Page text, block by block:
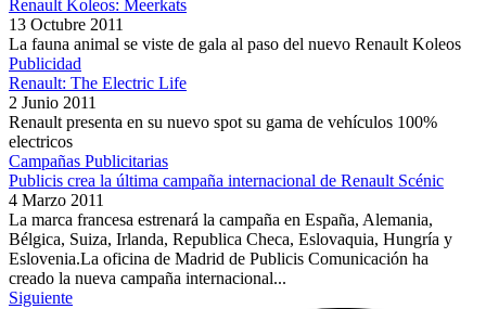
Renault Koleos: Meerkats
13 Octubre 2011
La fauna animal se viste de gala al paso del nuevo Renault Koleos
Publicidad
Renault: The Electric Life
2 Junio 2011
Renault presenta en su nuevo spot su gama de vehículos 100%
electricos
Campañas Publicitarias
Publicis crea la última campaña internacional de Renault Scénic
4 Marzo 2011
La marca francesa estrenará la campaña en España, Alemania,
Bélgica, Suiza, Irlanda, Republica Checa, Eslovaquia, Hungría y
Eslovenia.La oficina de Madrid de Publicis Comunicación ha
creado la nueva campaña internacional...
Siguiente